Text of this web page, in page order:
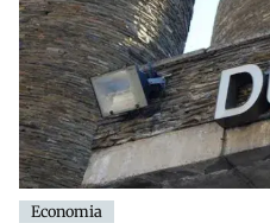
Economia